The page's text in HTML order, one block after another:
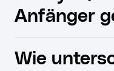
Anfänger
Wie